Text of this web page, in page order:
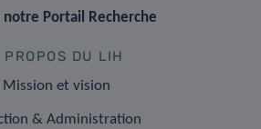
notre Portail Recherche
PROPOS DU LIH
Mission et vision
& Administration